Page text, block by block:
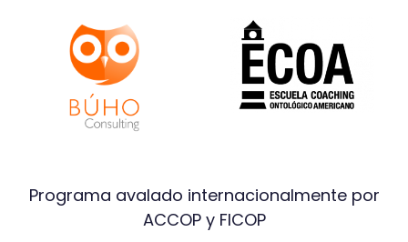
Programa avalado internacionalmente por
ACCOP y FICOP